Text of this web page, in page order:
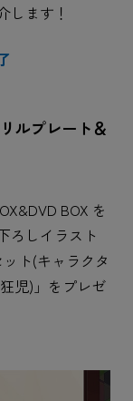
します！
ルプレート＆
BOX を
ろしイラスト
ト(キャラクタ
児)」をプレゼ